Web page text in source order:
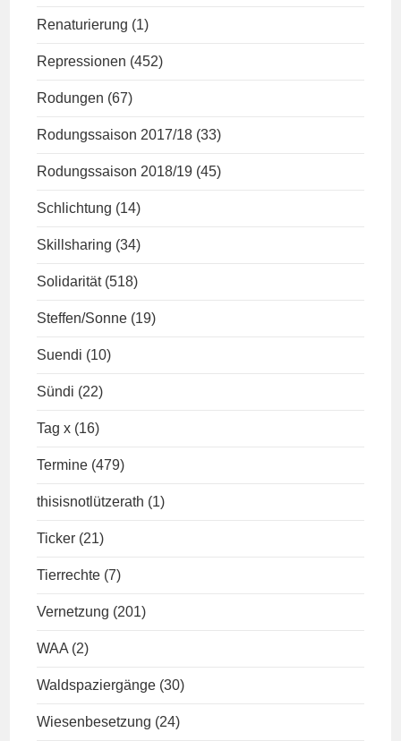
Renaturierung (1)
Repressionen (452)
Rodungen (67)
Rodungssaison 2017/18 (33)
Rodungssaison 2018/19 (45)
Schlichtung (14)
Skillsharing (34)
Solidarität (518)
Steffen/Sonne (19)
Suendi (10)
Sündi (22)
Tag x (16)
Termine (479)
thisisnotlützerath (1)
Ticker (21)
Tierrechte (7)
Vernetzung (201)
WAA (2)
Waldspaziergänge (30)
Wiesenbesetzung (24)